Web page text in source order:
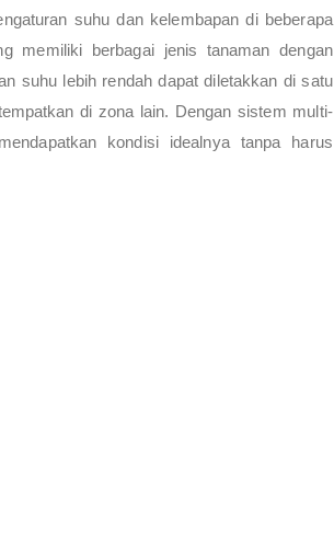
suhu dan kelembapan di beberapa
memiliki berbagai jenis tanaman dengan
suhu lebih rendah dapat diletakkan di satu
di zona lain. Dengan sistem multi-
kondisi idealnya tanpa harus